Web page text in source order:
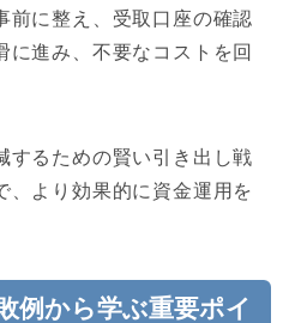
前に整え、受取口座の確認
に進み、不要なコストを回
するための賢い引き出し戦
、より効果的に資金運用を
例から学ぶ重要ポイ